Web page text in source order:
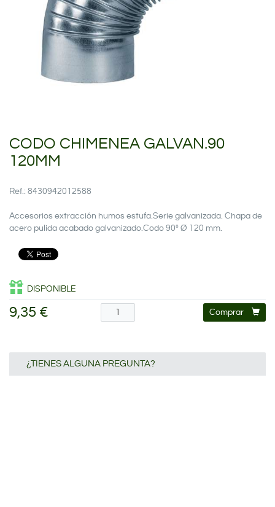
CODO CHIMENEA GALVAN.90
120MM
Ref.: 8430942012588
Accesorios extracción humos estufa.Serie galvanizada. Chapa de
acero pulida acabado galvanizado.Codo 90º Ø 120 mm.
DISPONIBLE
9,35 € Comprar
¿TIENES ALGUNA PREGUNTA?